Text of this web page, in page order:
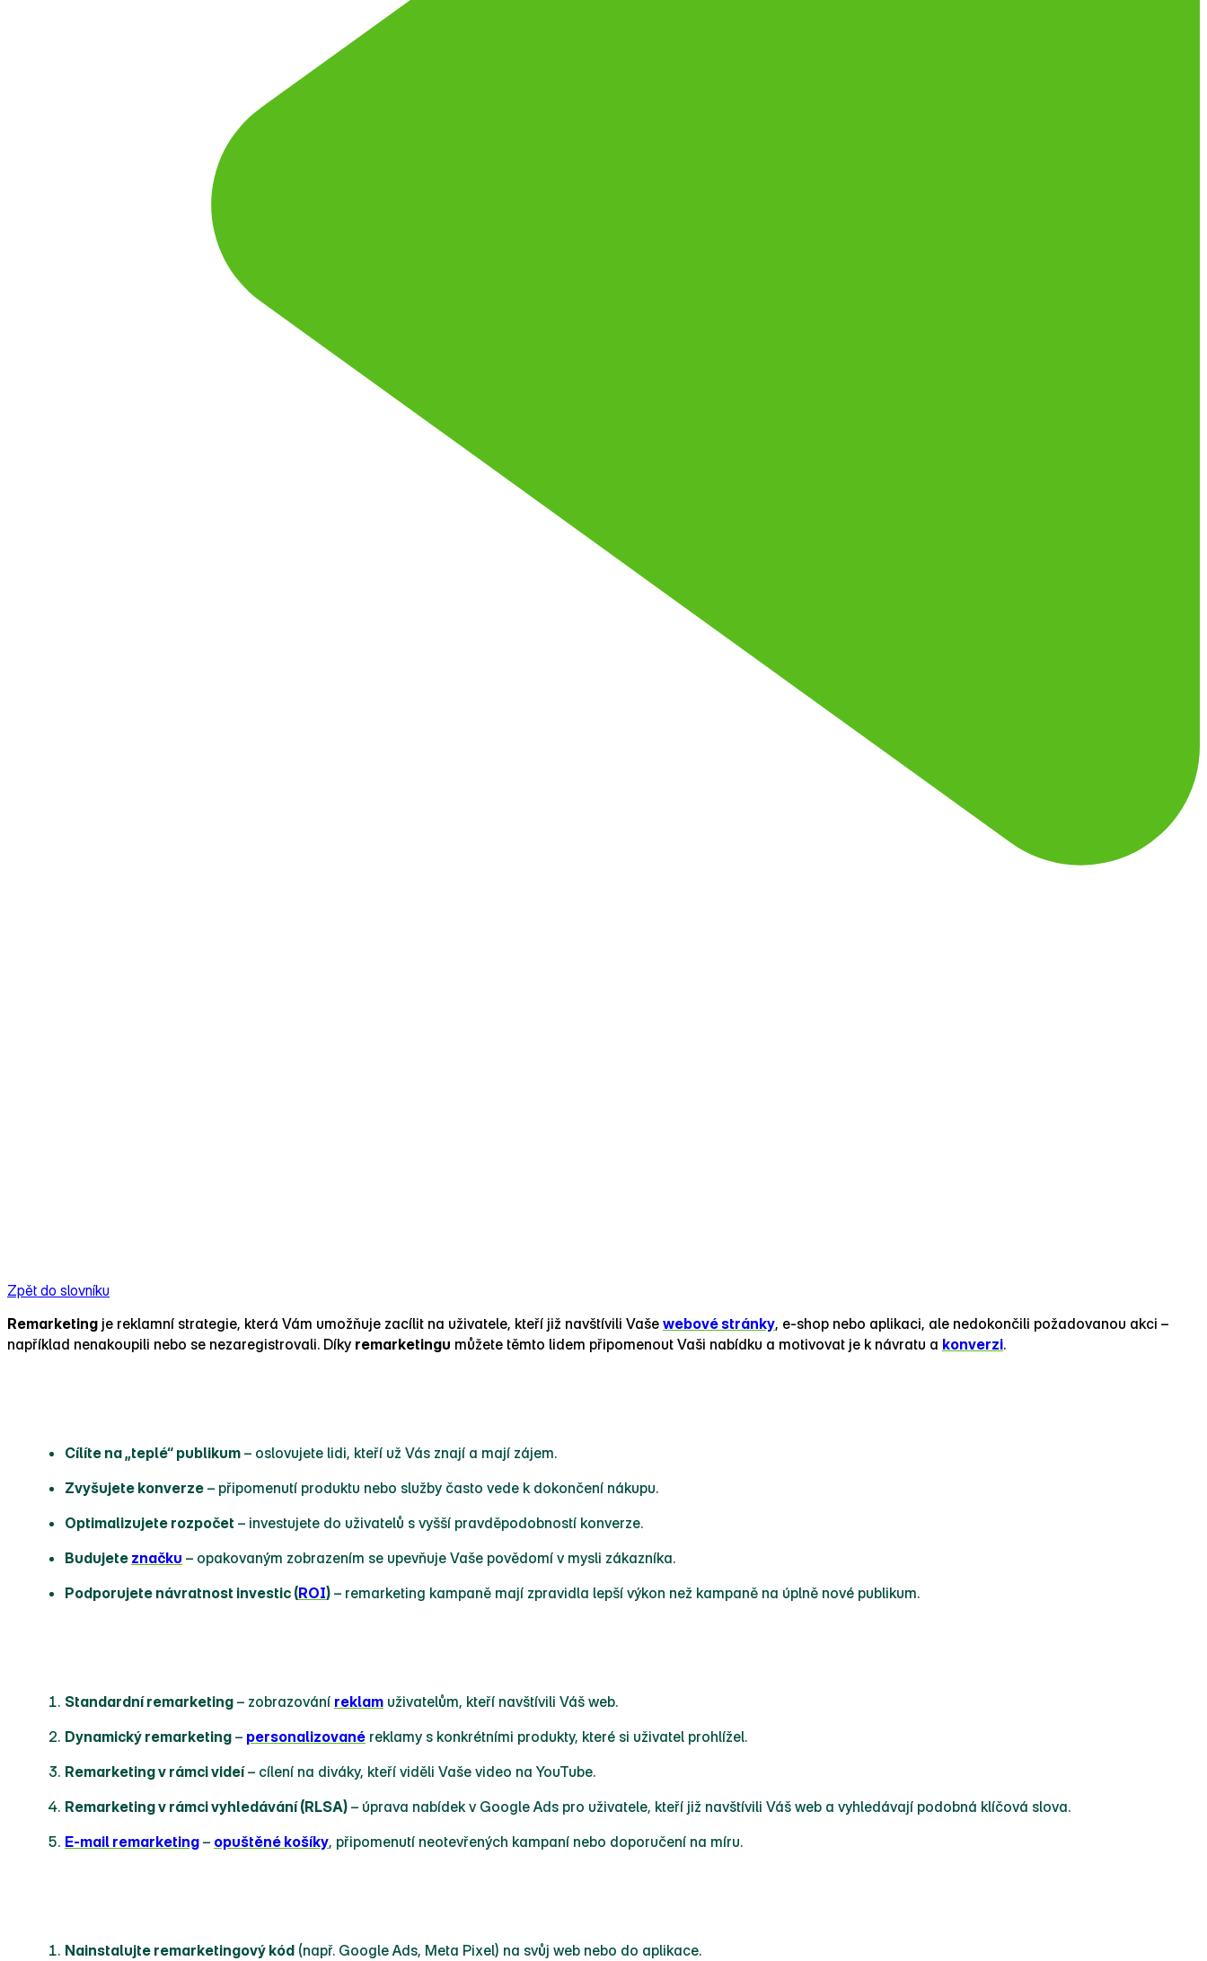
Zpět do slovníku
Remarketing je reklamní strategie, která Vám umožňuje zacílit na uživatele, kteří již navštívili Vaše webové stránky, e‑shop nebo aplikaci, ale nedokončili požadovanou akci –
například nenakoupili nebo se nezaregistrovali. Díky remarketingu můžete těmto lidem připomenout Vaši nabídku a motivovat je k návratu a konverzi.
Cílíte na „teplé“ publikum – oslovujete lidi, kteří už Vás znají a mají zájem.
Zvyšujete konverze – připomenutí produktu nebo služby často vede k dokončení nákupu.
Optimalizujete rozpočet – investujete do uživatelů s vyšší pravděpodobností konverze.
Budujete značku – opakovaným zobrazením se upevňuje Vaše povědomí v mysli zákazníka.
Podporujete návratnost investic (ROI) – remarketing kampaně mají zpravidla lepší výkon než kampaně na úplně nové publikum.
Standardní remarketing – zobrazování reklam uživatelům, kteří navštívili Váš web.
Dynamický remarketing – personalizované reklamy s konkrétními produkty, které si uživatel prohlížel.
Remarketing v rámci videí– cílení na diváky, kteří viděli Vaše video na YouTube.
Remarketing v rámci vyhledávání (RLSA) – úprava nabídek v Google Ads pro uživatele, kteří již navštívili Váš web a vyhledávají podobná klíčová slova.
E‑mail remarketing – opuštěné košíky, připomenutí neotevřených kampaní nebo doporučení na míru.
Nainstalujte remarketingový kód (např. Google Ads, Meta Pixel) na svůj web nebo do aplikace.